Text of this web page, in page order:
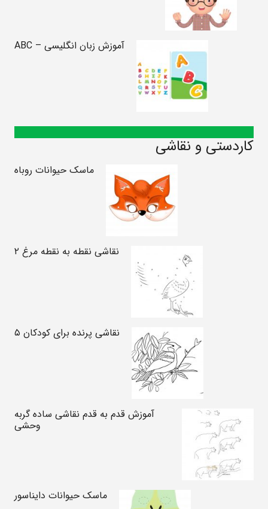
آموزش زبان انگلیسی – ABC
کاردستی و نقاشی
ماسک حیوانات روباه
نقاشی نقطه به نقطه مرغ ۲
نقاشی پرنده برای کودکان ۵
آموزش قدم به قدم نقاشی ساده گربه
وحشی
ماسک حیوانات دایناسور